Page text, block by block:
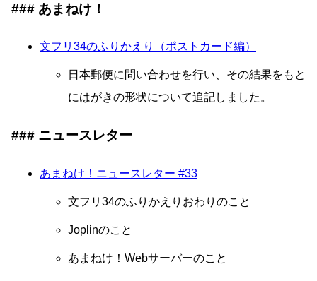
あまねけ！
文フリ34のふりかえり（ポストカード編）
日本郵便に問い合わせを行い、その結果をもと
にはがきの形状について追記しました。
ニュースレター
あまねけ！ニュースレター #33
文フリ34のふりかえりおわりのこと
Joplinのこと
あまねけ！Webサーバーのこと